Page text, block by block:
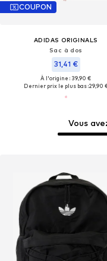
COUPON
ADIDAS ORIGINALS
Sac à dos
31,41 €
À l'origine : 39,90 €
Dernier prix le plus bas :29,90
Vous